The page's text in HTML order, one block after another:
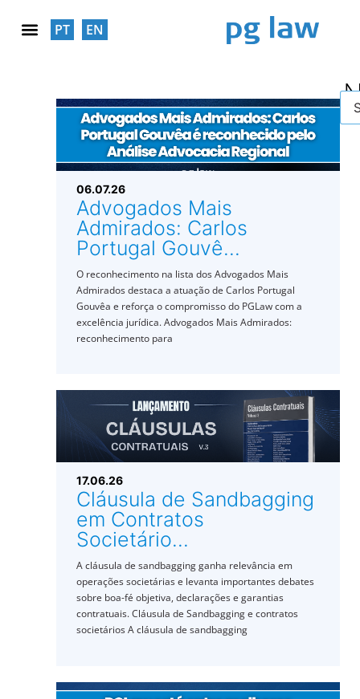
PT EN
06.07.26
Advogados Mais
Admirados: Carlos
Portugal Gouvê...
O reconhecimento na lista dos Advogados Mais
Admirados destaca a atuação de Carlos Portugal
Gouvêa e reforça o compromisso do PGLaw com a
excelência jurídica. Advogados Mais Admirados:
reconhecimento para
17.06.26
Cláusula de Sandbagging
em Contratos
Societário...
A cláusula de sandbagging ganha relevância em
operações societárias e levanta importantes debates
sobre boa-fé objetiva, declarações e garantias
contratuais. Cláusula de Sandbagging e contratos
societários A cláusula de sandbagging